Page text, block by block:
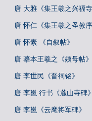
唐 大雅《集王羲之兴福寺
唐 怀仁《集王羲之圣教序
唐 怀素 《自叙帖》
唐 摹本王羲之《姨母帖》
唐 李世民《晋祠铭》
唐 李邕 行书《麓山寺碑》
唐 李邕《云麾将军碑》